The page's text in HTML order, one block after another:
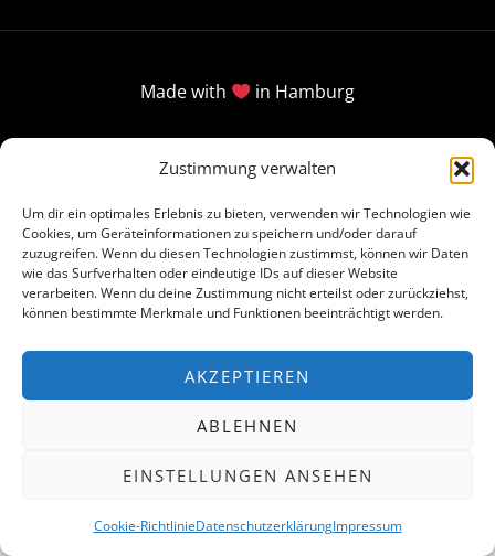
Zustimmung verwalten
Um dir ein optimales Erlebnis zu bieten, verwenden wir Technologien wie
Cookies, um Geräteinformationen zu speichern und/oder darauf
zuzugreifen. Wenn du diesen Technologien zustimmst, können wir Daten
wie das Surfverhalten oder eindeutige IDs auf dieser Website
verarbeiten. Wenn du deine Zustimmung nicht erteilst oder zurückziehst,
können bestimmte Merkmale und Funktionen beeinträchtigt werden.
AKZEPTIEREN
ABLEHNEN
EINSTELLUNGEN ANSEHEN
Cookie-RichtlinieDatenschutzerklärungImpressum
Made with in Hamburg